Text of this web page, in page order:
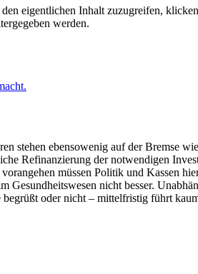
eigentlichen Inhalt zuzugreifen,
werden.
stehen ebensowenig auf der Bremse
Refinanzierung der notwendigen
müssen Politik und Kassen
nicht besser.
oder nicht – mittelfristig führt